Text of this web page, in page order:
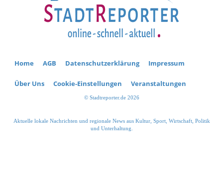
Home AGB Datenschutzerklärung Impressum
Über Uns Cookie-Einstellungen Veranstaltungen
© Stadtreporter.de 2026
Aktuelle lokale Nachrichten und regionale News aus Kultur, Sport, Wirtschaft, Politik
und Unterhaltung.